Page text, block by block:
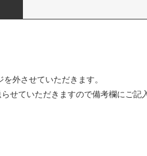
させていただきます。
ていただきますので備考欄にご記